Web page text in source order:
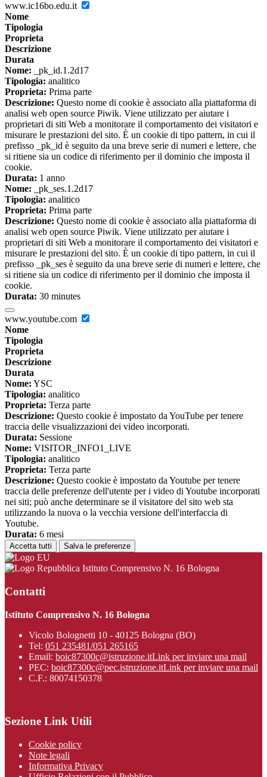
www.ic16bo.edu.it
Nome
Tipologia
Proprieta
Descrizione
Durata
Nome: _pk_id.1.2d17
Tipologia: analitico
Proprieta: Prima parte
Descrizione: Questo nome di cookie è associato alla piattaforma di
analisi web open source Piwik. Viene utilizzato per aiutare i
proprietari di siti Web a monitorare il comportamento dei visitatori e
misurare le prestazioni del sito. È un cookie di tipo pattern, in cui il
prefisso _pk_id è seguito da una breve serie di numeri e lettere, che
si ritiene sia un codice di riferimento per il dominio che imposta il
cookie.
Durata: 1 anno
Nome: _pk_ses.1.2d17
Tipologia: analitico
Proprieta: Prima parte
Descrizione: Questo nome di cookie è associato alla piattaforma di
analisi web open source Piwik. Viene utilizzato per aiutare i
proprietari di siti Web a monitorare il comportamento dei visitatori e
misurare le prestazioni del sito. È un cookie di tipo pattern, in cui il
prefisso _pk_ses è seguito da una breve serie di numeri e lettere, che
si ritiene sia un codice di riferimento per il dominio che imposta il
cookie.
Durata: 30 minutes
www.youtube.com
Nome
Tipologia
Proprieta
Descrizione
Durata
Nome: YSC
Tipologia: analitico
Proprieta: Terza parte
Descrizione: Questo cookie è impostato da YouTube per tenere
traccia delle visualizzazioni dei video incorporati.
Durata: Sessione
Nome: VISITOR_INFO1_LIVE
Tipologia: analitico
Proprieta: Terza parte
Descrizione: Questo cookie è impostato da Youtube per tenere
traccia delle preferenze dell'utente per i video di Youtube incorporati
nei siti; può anche determinare se il visitatore del sito web sta
utilizzando la nuova o la vecchia versione dell'interfaccia di
Youtube.
Durata: 6 mesi
Accetta tutti Salva le preferenze
Istituto Comprensivo N. 16 Bologna
Contatti
Istituto Comprensivo N. 16 Bologna
Vicolo Bolognetti 10 - 40125 Bologna (BO)
Tel: 051 235481/051 265165
Email: boic87300c@istruzione.itLink per inviare una mail
PEC: boic87300c@pec.istruzione.itLink per inviare una mail
C.F.: 80074150378
Sezione Link Utili
Cookie policy
Note legali
Informativa Privacy